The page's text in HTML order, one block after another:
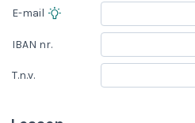
E-mail
IBAN nr.
T.n.v.